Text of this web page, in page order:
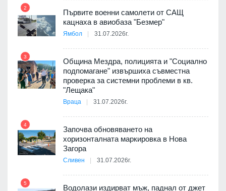
2
Първите военни самолети от САЩ
кацнаха в авиобаза "Безмер"
Ямбол 31.07.2026г.
3
Община Мездра, полицията и "Социално
подпомагане" извършиха съвместна
проверка за системни проблеми в кв.
"Лещака"
Враца 31.07.2026г.
4
Започва обновяването на
хоризонталната маркировка в Нова
Загора
Сливен 31.07.2026г.
5
Водолази издирват мъж, паднал от джет